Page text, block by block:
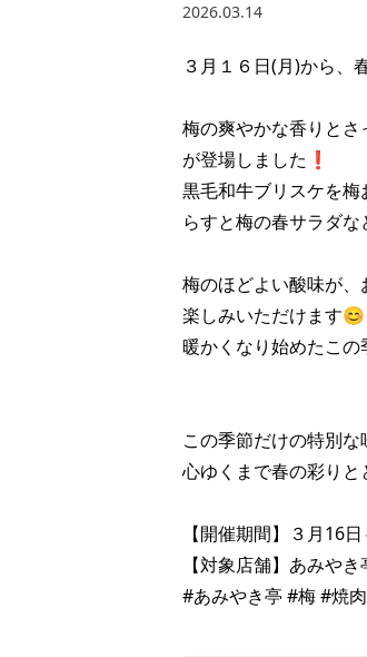
2026.03.14
３月１６日(月)から、
梅の爽やかな香りと
が登場しました❗
黒毛和牛ブリスケを
らすと梅の春サラダな
梅のほどよい酸味が
楽しみいただけます😊
暖かくなり始めたこ
この季節だけの特別な
心ゆくまで春の彩りと
【開催期間】３月16日
【対象店舗】あみや
#あみやき亭 #梅 #焼肉